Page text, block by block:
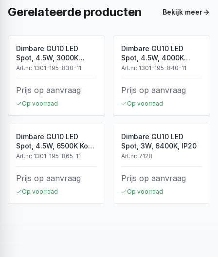
Gerelateerde producten Bekijk meer
Dimbare GU10 LED
Spot, 4.5W, 3000K
Warm Wit, IP20
Art.nr: 1301-195-830-11
Prijs op aanvraag
Op voorraad
Dimbare GU10 LED
Spot, 4.5W, 4000K
Neutraal Wit, IP20
Art.nr: 1301-195-840-11
Prijs op aanvraag
Op voorraad
Dimbare GU10 LED
Spot, 4.5W, 6500K Koud
Wit, IP20
Art.nr: 1301-195-865-11
Prijs op aanvraag
Op voorraad
Dimbare GU10 LED
Spot, 3W, 6400K, IP20
Art.nr: 7128
Prijs op aanvraag
Op voorraad